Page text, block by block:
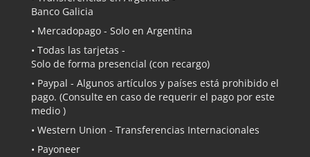
Banco Galicia
• Mercadopago - Solo en Argentina
• Todas las tarjetas -
Solo de forma presencial (con recargo)
• Paypal - Algunos artículos y países está prohibido el
pago. (Consulte en caso de requerir el pago por este
medio )
• Western Union - Transferencias Internacionales
• Payoneer